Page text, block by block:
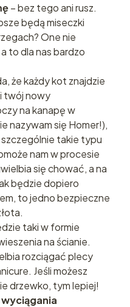
– bez tego ani rusz.
będą miseczki
One nie
to dla nas bardzo
że każdy kot znajdzie
twój nowy
na kanapę w
nazywam się Homer!),
takie typu
nam w procesie
się chować, a na
będzie dopiero
to jedno bezpieczne
taki w formie
na ścianie.
rozciągać plecy
Jeśli możesz
drzewko, tym lepiej!